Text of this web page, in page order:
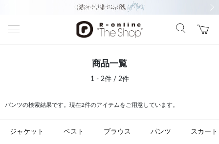
商品一覧
1 - 2件 / 2件
パンツの検索結果です。現在2件のアイテムをご用意しています。
ジャケット ベスト ブラウス パンツ スカート